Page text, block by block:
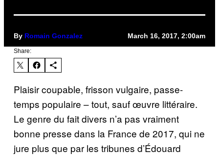
By Romain Gonzalez March 16, 2017, 2:00am
Share:
Plaisir coupable, frisson vulgaire, passe-
temps populaire – tout, sauf œuvre littéraire.
Le genre du fait divers n’a pas vraiment
bonne presse dans la France de 2017, qui ne
jure plus que par les tribunes d’Édouard